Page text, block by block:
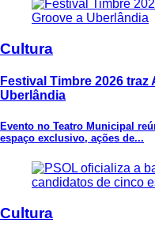
Cultura
Festival Timbre 2026
Uberlândia
Evento no Teatro Municipal
espaço exclusivo, ações de...
Cultura